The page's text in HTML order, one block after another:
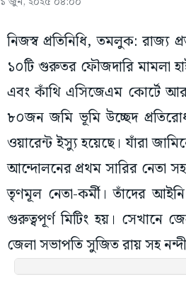
নিজস্ব প্রতিনিধি, তমলুক: রাজ্য
১০টি গুরুতর ফৌজদারি মামলা
এবং কাঁথি এসিজেএম কোর্টে
৮০জন জমি ভূমি উচ্ছেদ
ওয়ারেন্ট ইস্যু হয়েছে। যাঁরা
আন্দোলনের প্রথম সারির নেতা
তৃণমূল নেতা-কর্মী। তাঁদের
গুরুত্বপূর্ণ মিটিং হয়। সেখানে
জেলা সভাপতি সুজিত রায় সহ